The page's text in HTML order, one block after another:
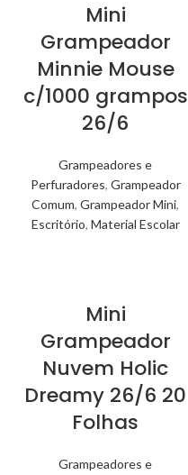
Mini
Grampeador
Minnie Mouse
c/1000 grampos
26/6
Grampeadores e
Perfuradores, Grampeador
Comum, Grampeador Mini,
Escritório, Material Escolar
Mini
Grampeador
Nuvem Holic
Dreamy 26/6 20
Folhas
Grampeadores e